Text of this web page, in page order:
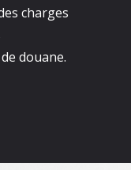
charges
douane.